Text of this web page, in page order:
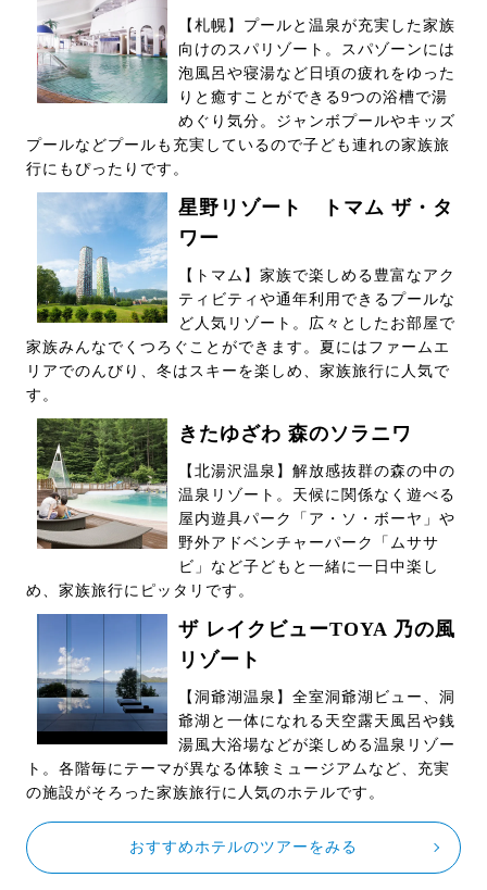
【札幌】プールと温泉が充実した家族
向けのスパリゾート。スパゾーンには
泡風呂や寝湯など日頃の疲れをゆった
りと癒すことができる9つの浴槽で湯
めぐり気分。ジャンボプールやキッズ
プールなどプールも充実しているので子ども連れの家族旅
行にもぴったりです。
星野リゾート トマム ザ・タ
ワー
【トマム】家族で楽しめる豊富なアク
ティビティや通年利用できるプールな
ど人気リゾート。広々としたお部屋で
家族みんなでくつろぐことができます。夏にはファームエ
リアでのんびり、冬はスキーを楽しめ、家族旅行に人気で
す。
きたゆざわ 森のソラニワ
【北湯沢温泉】解放感抜群の森の中の
温泉リゾート。天候に関係なく遊べる
屋内遊具パーク「ア・ソ・ボーヤ」や
野外アドベンチャーパーク「ムササ
ビ」など子どもと一緒に一日中楽し
め、家族旅行にピッタリです。
ザ レイクビューTOYA 乃の風
リゾート
【洞爺湖温泉】全室洞爺湖ビュー、洞
爺湖と一体になれる天空露天風呂や銭
湯風大浴場などが楽しめる温泉リゾー
ト。各階毎にテーマが異なる体験ミュージアムなど、充実
の施設がそろった家族旅行に人気のホテルです。
おすすめホテルのツアーをみる